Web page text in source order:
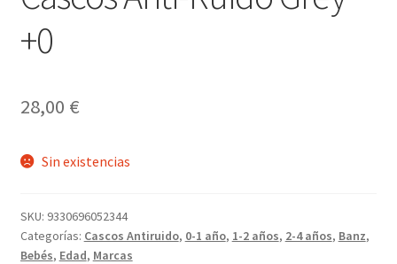
+0
28,00 €
Sin existencias
SKU: 9330696052344
Categorías: Cascos Antiruido, 0-1 año, 1-2 años, 2-4 años, Banz,
Bebés, Edad, Marcas